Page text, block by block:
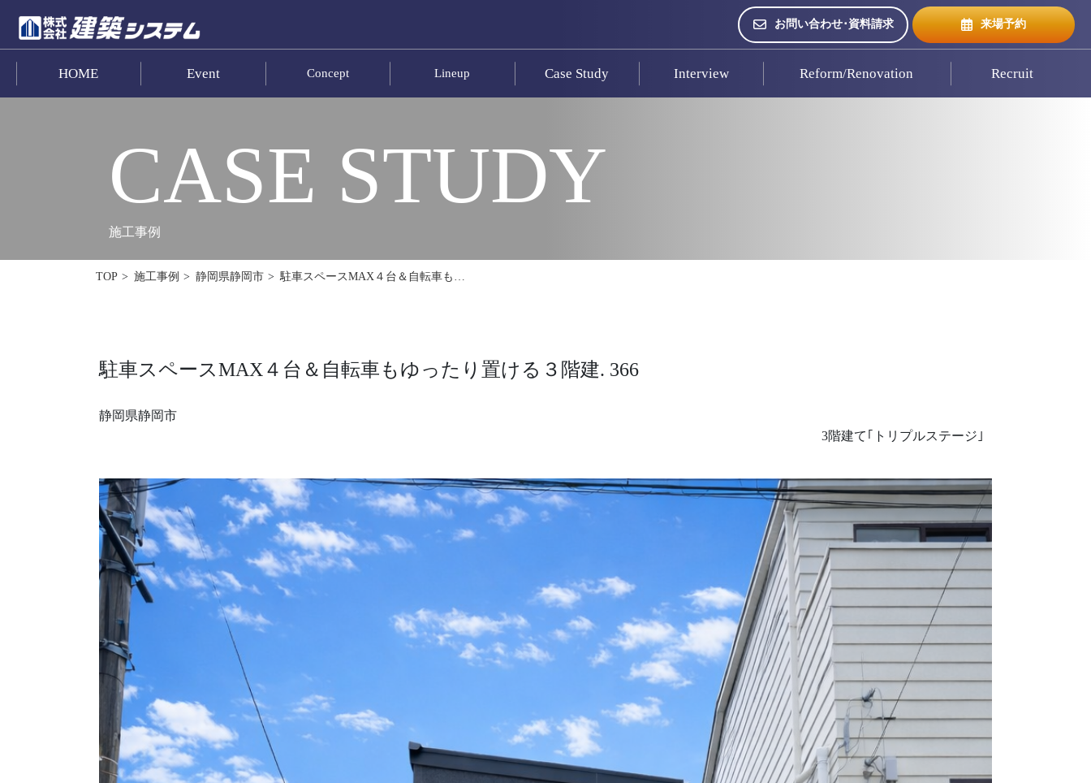
お問い合わせ･資料請求 来場予約
HOME Event Concept Lineup Case Study Interview Reform/Renovation Recruit
CASE STUDY
施工事例
TOP 施工事例 静岡県静岡市 駐車スペースMAX４台＆自転車も…
駐車スペースMAX４台＆自転車もゆったり置ける３階建. 366
静岡県静岡市
3階建て｢トリプルステージ｣
お問い合わせ
イベント･見学情報
商品ラインナップ
不動産情報(土地･分譲地･中古住宅)